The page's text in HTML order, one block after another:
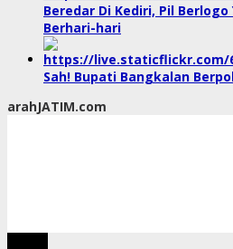
Beredar Di Kediri, Pil
Berhari-hari
Sah! Bupati Bangkalan
arahJATIM.com